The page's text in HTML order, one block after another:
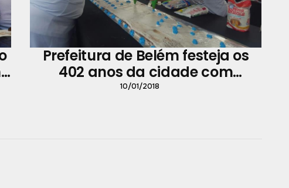
Prefeitura de Belém festeja os
402 anos da cidade com
extensa programação
10/01/2018